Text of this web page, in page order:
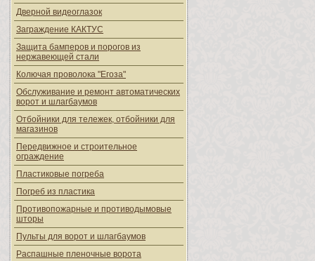
Дверной видеоглазок
Заграждение КАКТУС
Защита бамперов и порогов из
нержавеющей стали
Колючая проволока "Егоза"
Обслуживание и ремонт автоматических
ворот и шлагбаумов
Отбойники для тележек, отбойники для
магазинов
Передвижное и строительное
ограждение
Пластиковые погреба
Погреб из пластика
Противопожарные и противодымовые
шторы
Пульты для ворот и шлагбаумов
Распашные пленочные ворота